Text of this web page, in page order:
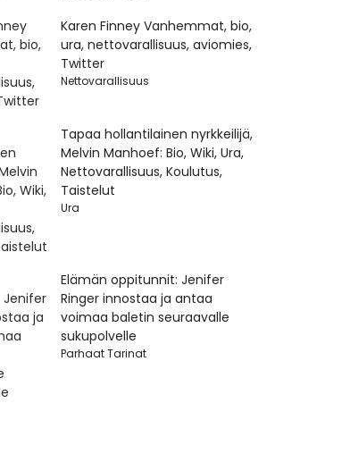
Karen Finney Vanhemmat, bio,
ura, nettovarallisuus, aviomies,
Twitter
Nettovarallisuus
Tapaa hollantilainen nyrkkeilijä,
Melvin Manhoef: Bio, Wiki, Ura,
Nettovarallisuus, Koulutus,
Taistelut
Ura
Elämän oppitunnit: Jenifer
Ringer innostaa ja antaa
voimaa baletin seuraavalle
sukupolvelle
Parhaat Tarinat